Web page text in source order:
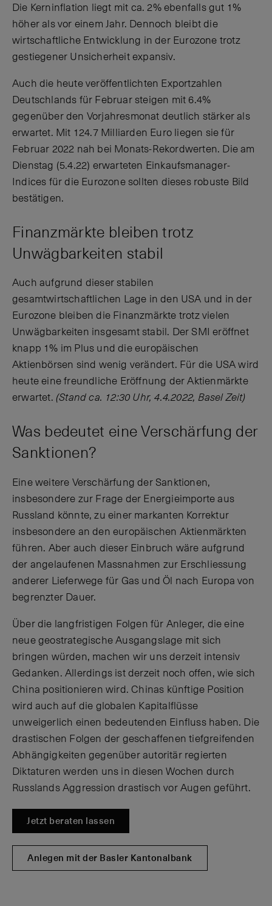
Die Kerninflation liegt mit ca. 2% ebenfalls gut 1%
höher als vor einem Jahr. Dennoch bleibt die
wirtschaftliche Entwicklung in der Eurozone trotz
gestiegener Unsicherheit expansiv.
Auch die heute veröffentlichten Exportzahlen
Deutschlands für Februar steigen mit 6.4%
gegenüber den Vorjahresmonat deutlich stärker als
erwartet. Mit 124.7 Milliarden Euro liegen sie für
Februar 2022 nah bei Monats-Rekordwerten. Die am
Dienstag (5.4.22) erwarteten Einkaufsmanager-
Indices für die Eurozone sollten dieses robuste Bild
bestätigen.
Finanzmärkte bleiben trotz
Unwägbarkeiten stabil
Auch aufgrund dieser stabilen
gesamtwirtschaftlichen Lage in den USA und in der
Eurozone bleiben die Finanzmärkte trotz vielen
Unwägbarkeiten insgesamt stabil. Der SMI eröffnet
knapp 1% im Plus und die europäischen
Aktienbörsen sind wenig verändert. Für die USA wird
heute eine freundliche Eröffnung der Aktienmärkte
erwartet. (Stand ca. 12:30 Uhr, 4.4.2022, Basel Zeit)
Was bedeutet eine Verschärfung der
Sanktionen?
Eine weitere Verschärfung der Sanktionen,
insbesondere zur Frage der Energieimporte aus
Russland könnte, zu einer markanten Korrektur
insbesondere an den europäischen Aktienmärkten
führen. Aber auch dieser Einbruch wäre aufgrund
der angelaufenen Massnahmen zur Erschliessung
anderer Lieferwege für Gas und Öl nach Europa von
begrenzter Dauer.
Über die langfristigen Folgen für Anleger, die eine
neue geostrategische Ausgangslage mit sich
bringen würden, machen wir uns derzeit intensiv
Gedanken. Allerdings ist derzeit noch offen, wie sich
China positionieren wird. Chinas künftige Position
wird auch auf die globalen Kapitalflüsse
unweigerlich einen bedeutenden Einfluss haben. Die
drastischen Folgen der geschaffenen tiefgreifenden
Abhängigkeiten gegenüber autoritär regierten
Diktaturen werden uns in diesen Wochen durch
Russlands Aggression drastisch vor Augen geführt.
Jetzt beraten lassen
Anlegen mit der Basler Kantonalbank